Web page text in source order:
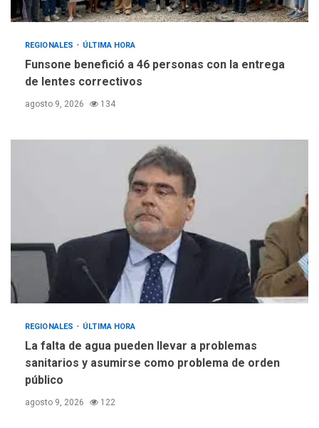
REGIONALES ÚLTIMA HORA
Funsone benefició a 46 personas con la entrega
de lentes correctivos
agosto 9, 2026 134
REGIONALES ÚLTIMA HORA
La falta de agua pueden llevar a problemas
sanitarios y asumirse como problema de orden
público
agosto 9, 2026 122